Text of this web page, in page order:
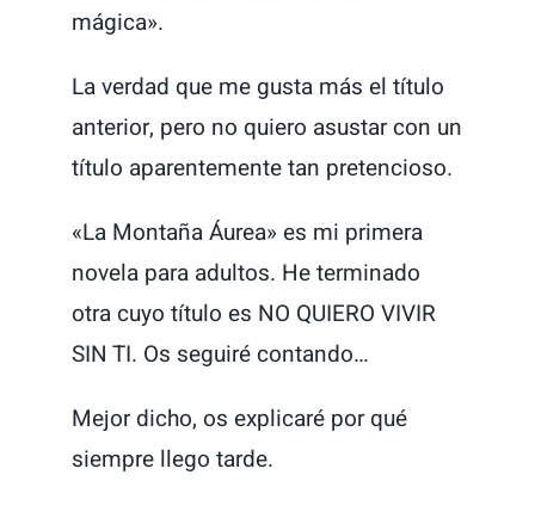
mágica».
La verdad que me gusta más el título
anterior, pero no quiero asustar con un
título aparentemente tan pretencioso.
«La Montaña Áurea» es mi primera
novela para adultos. He terminado
otra cuyo título es NO QUIERO VIVIR
SIN TI. Os seguiré contando…
Mejor dicho, os explicaré por qué
siempre llego tarde.